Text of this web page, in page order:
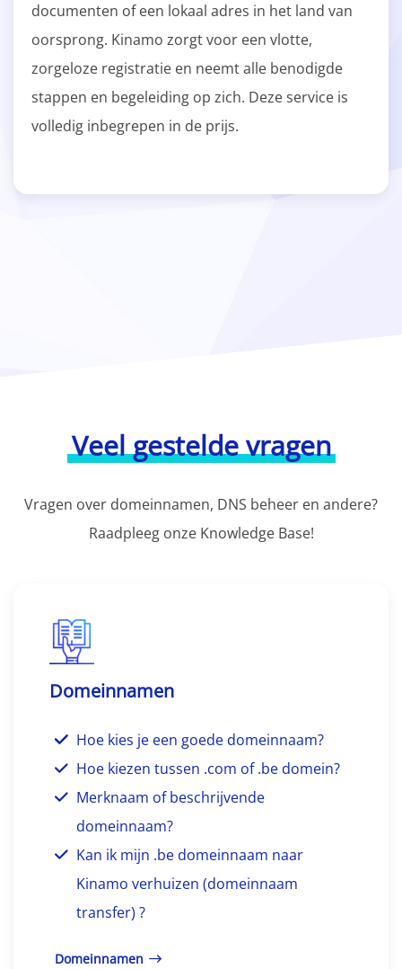
documenten of een lokaal adres in het land van
oorsprong. Kinamo zorgt voor een vlotte,
zorgeloze registratie en neemt alle benodigde
stappen en begeleiding op zich. Deze service is
volledig inbegrepen in de prijs.
Veel gestelde vragen
Vragen over domeinnamen, DNS beheer en andere?
Raadpleeg onze Knowledge Base!
Domeinnamen
Hoe kies je een goede domeinnaam?
Hoe kiezen tussen .com of .be domein?
Merknaam of beschrijvende
domeinnaam?
Kan ik mijn .be domeinnaam naar
Kinamo verhuizen (domeinnaam
transfer) ?
Domeinnamen